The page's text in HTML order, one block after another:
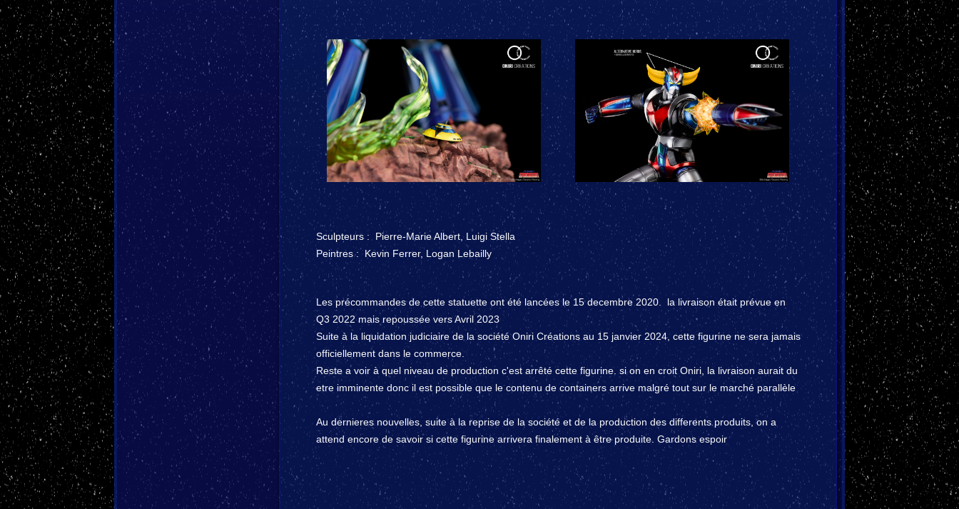
Sculpteurs :
Pierre-Marie Albert, Luigi Stella
Peintres :
Kevin Ferrer, Logan Lebailly
Les précommandes de cette statuette ont été lancées le 15 decembre 2020. la livraison était prévue en
Q3 2022 mais repoussée vers Avril 2023
Suite à la liquidation judiciaire de la société Oniri Créations au 15 janvier 2024, cette figurine ne sera jamais
officiellement dans le commerce.
Reste a voir à quel niveau de production c'est arrêté cette figurine. si on en croit Oniri, la livraison aurait du
etre imminente donc il est possible que le contenu de containers arrive malgré tout sur le marché parallèle
Au dernieres nouvelles, suite à la reprise de la société et de la production des differents produits, on a
attend encore de savoir si cette figurine arrivera finalement à être produite. Gardons espoir